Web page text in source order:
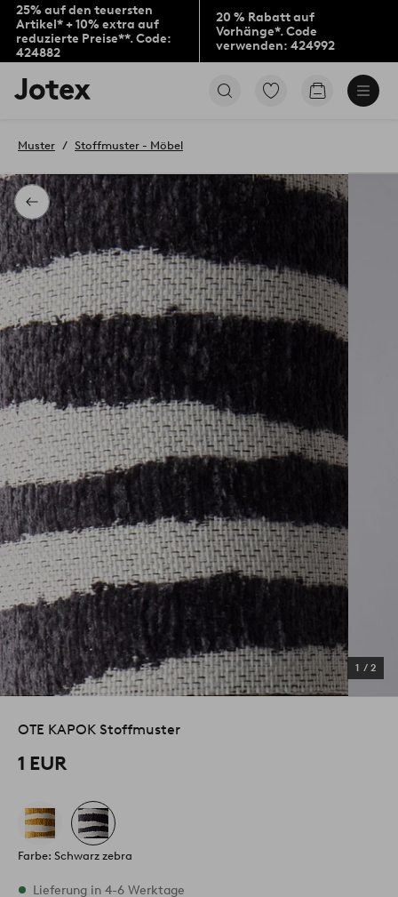
25% auf den teuersten
Artikel* + 10% extra auf
reduzierte Preise**. Code:
424882
20 % Rabatt auf
Vorhänge*. Code
verwenden: 424992
Jotex-
Logo
Startseite
Zu
Produkten
gehen
Zum
Zurück
Muster Stoffmuster - Möbel
1 / 2
OTE KAPOK Stoffmuster
1 EUR
Farbe: Schwarz zebra
Vorrätig
Lieferung in 4-6 Werktage